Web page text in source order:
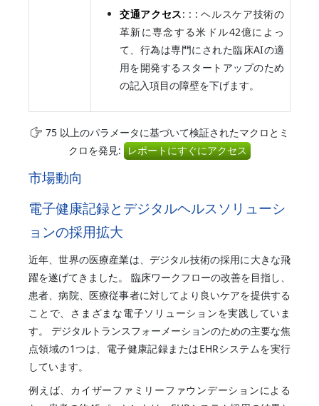
交通アクセス: : : ヘルスケア技術の
革新に専念する米ドル42億によっ
て、行為は専門にされた臨床AIの適
用を開発するスタートアップのため
の記入項目の障壁を下げます。
75 以上のパラメータに基づいて検証されたマクロとミ
クロを発見: レポートにすぐにアクセス
市場動向
電子健康記録とデジタルヘルスソリューシ
ョンの採用拡大
近年、世界の医療産業は、デジタル技術の採用に大きな飛
躍を遂げてきました。 臨床ワークフローの改善を目指し、
患者、病院、医療従事者に対してより良いケアを提供する
ことで、さまざまな電子ソリューションを実践していま
す。 デジタルトランスフォーメーションのための主要な焦
点領域の1つは、電子健康記録またはEHRシステムを実行
しています。
例えば、カイザーファミリーファウンデーションによる